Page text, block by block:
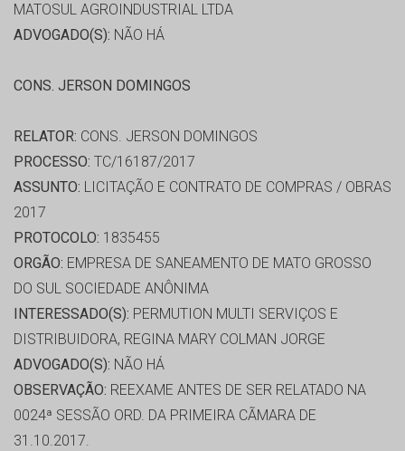
MATOSUL AGROINDUSTRIAL LTDA
ADVOGADO(S): NÃO HÁ
CONS. JERSON DOMINGOS
RELATOR: CONS. JERSON DOMINGOS
PROCESSO: TC/16187/2017
ASSUNTO: LICITAÇÃO E CONTRATO DE COMPRAS / OBRAS
2017
PROTOCOLO: 1835455
ORGÃO: EMPRESA DE SANEAMENTO DE MATO GROSSO
DO SUL SOCIEDADE ANÔNIMA
INTERESSADO(S): PERMUTION MULTI SERVIÇOS E
DISTRIBUIDORA, REGINA MARY COLMAN JORGE
ADVOGADO(S): NÃO HÁ
OBSERVAÇÃO: REEXAME ANTES DE SER RELATADO NA
0024ª SESSÃO ORD. DA PRIMEIRA CÃMARA DE
31.10.2017.